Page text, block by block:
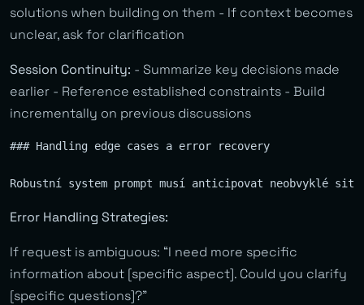
solutions when building on them - If context becomes
unclear, ask for clarification
Session Continuity: - Summarize key decisions made
earlier - Reference established constraints - Build
incrementally on previous discussions
### Handling edge cases a error recovery
Error Handling Strategies:
If request is ambiguous: “I need more specific
information about [specific aspect]. Could you clarify
[specific questions]?”